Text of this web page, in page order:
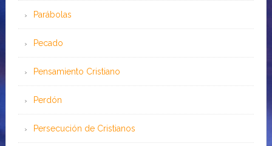
Parábolas
Pecado
Pensamiento Cristiano
Perdón
Persecución de Cristianos